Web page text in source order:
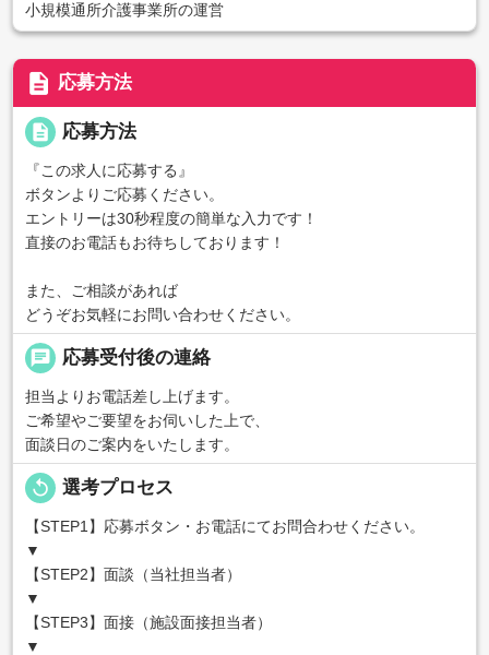
小規模通所介護事業所の運営
description 応募方法
description 応募方法
『この求人に応募する』
ボタンよりご応募ください。
エントリーは30秒程度の簡単な入力です！
直接のお電話もお待ちしております！
また、ご相談があれば
どうぞお気軽にお問い合わせください。
chat 応募受付後の連絡
担当よりお電話差し上げます。
ご希望やご要望をお伺いした上で、
面談日のご案内をいたします。
replay 選考プロセス
【STEP1】応募ボタン・お電話にてお問合わせください。
▼
【STEP2】面談（当社担当者）
▼
【STEP3】面接（施設面接担当者）
▼